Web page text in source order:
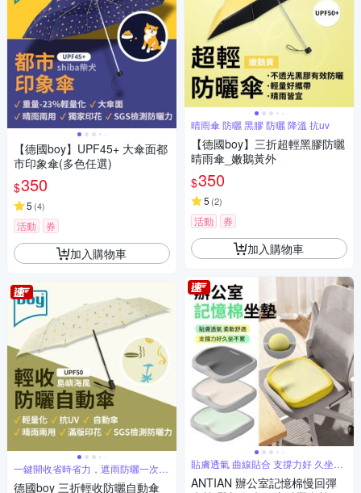
【德國boy】UPF45+ 大傘面都
市印象傘(多色任選)
$350
5 (4)
活動 券
加入購物車
一鍵開收省時省力，遮雨防曬一次到
德國boy 三折輕收防曬自動傘_
晴雨傘 防曬 黑膠 防曬 降溫 抗uv
【德國boy】三折超輕黑膠防曬
晴雨傘_嫩鵝黃外
$350
5 (2)
活動 券
加入購物車
貼膚透氣 曲線貼合 支撐力好 久坐不
累
ANTIAN 辦公室記憶棉慢回彈